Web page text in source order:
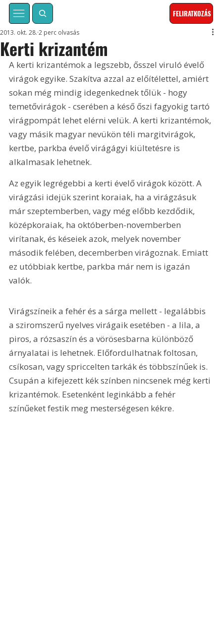
FELIRATKOZÁS
Kerti krizantém
2013. okt. 28. 2 perc olvasás
A kerti krizantémok a legszebb, ősszel viruló évelő
virágok egyike. Szakítva azzal az előítélettel, amiért
sokan még mindig idegenkednek tőlük - hogy
temetővirágok - cserében a késő őszi fagyokig tartó
virágpompát lehet elérni velük. A kerti krizantémok,
vagy másik magyar nevükön téli margitvirágok,
kertbe, parkba évelő virágágyi kiültetésre is
alkalmasak lehetnek.
Az egyik legrégebbi a kerti évelő virágok között. A
virágzási idejük szerint koraiak, ha a virágzásuk
már szeptemberben, vagy még előbb kezdődik,
középkoraiak, ha októberben-novemberben
virítanak, és késeiek azok, melyek november
második felében, decemberben virágoznak. Emiatt
ez utóbbiak kertbe, parkba már nem is igazán
valók.
Virágszíneik a fehér és a sárga mellett - legalábbis
a sziromszerű nyelves virágaik esetében - a lila, a
piros, a rózsaszín és a vörösesbarna különböző
árnyalatai is lehetnek. Előfordulhatnak foltosan,
csíkosan, vagy spriccelten tarkák és többszínűek is.
Csupán a kifejezett kék színben nincsenek még kerti
krizantémok. Esetenként leginkább a fehér
színűeket festik meg mesterségesen kékre.